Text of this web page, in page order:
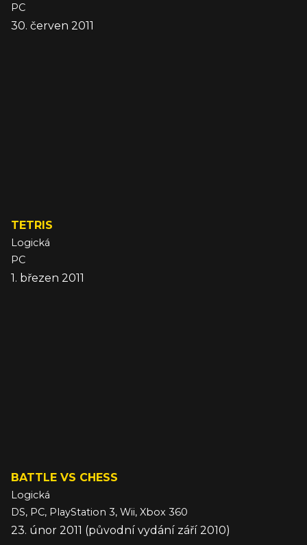
PC
30. červen 2011
TETRIS
Logická
PC
1. březen 2011
BATTLE VS CHESS
Logická
DS, PC, PlayStation 3, Wii, Xbox 360
23. únor 2011 (původní vydání září 2010)